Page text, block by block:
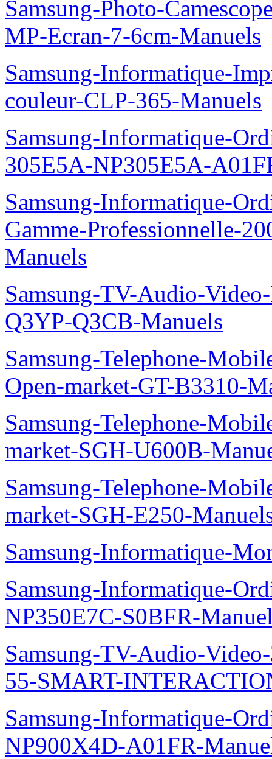
Samsung-Photo-
MP-Ecran-7-6cm-Manuels
Samsung-Informatique-
couleur-CLP-365-Manuels
Samsung-Informatique-
305E5A-NP305E5A-
Samsung-Informatique-
Gamme-Professionnelle-
Manuels
Samsung-TV-Audio-
Q3YP-Q3CB-Manuels
Samsung-Telephone-
Open-market-GT-B3310-
Samsung-Telephone-
market-SGH-U600B-
Samsung-Telephone-
market-SGH-E250-
Samsung-Informatique-
Samsung-Informatique-
NP350E7C-S0BFR-
Samsung-TV-Audio-
55-SMART-
Samsung-Informatique-
NP900X4D-A01FR-